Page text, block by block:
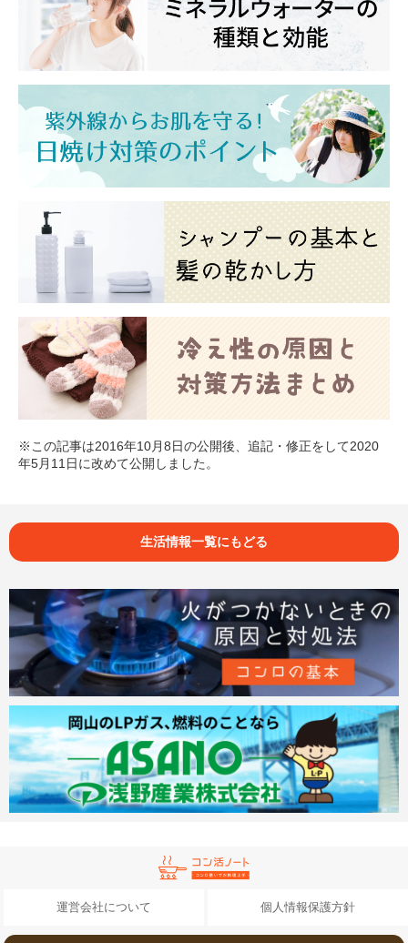
※この記事は2016年10月8日の公開後、追記・修正をして2020
年5月11日に改めて公開しました。
生活情報一覧にもどる
運営会社について 個人情報保護方針